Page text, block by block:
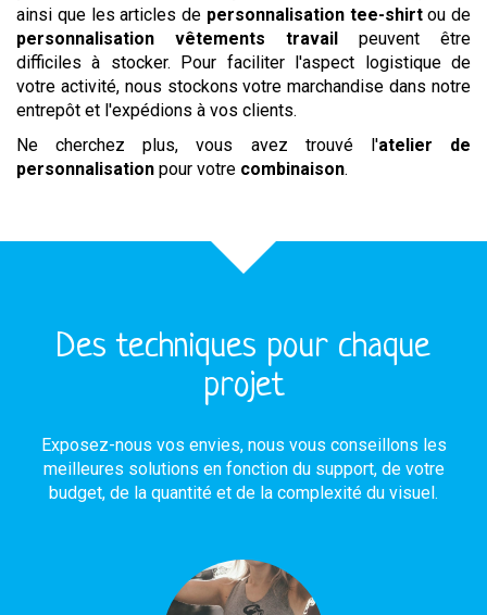
ainsi que les articles de personnalisation tee-shirtou de
personnalisation vêtements travail
peuvent être
difficiles à stocker. Pour faciliter l'aspect logistique de
votre activité, nous stockons votre marchandise dans notre
entrepôt et l'expédions à vos clients.
Ne cherchez plus, vous avez trouvé l'atelier de
personnalisation pour votre combinaison.
Des techniques pour chaque
projet
Exposez-nous vos envies, nous vous conseillons les
meilleures solutions en fonction du support, de votre
budget, de la quantité et de la complexité du visuel.